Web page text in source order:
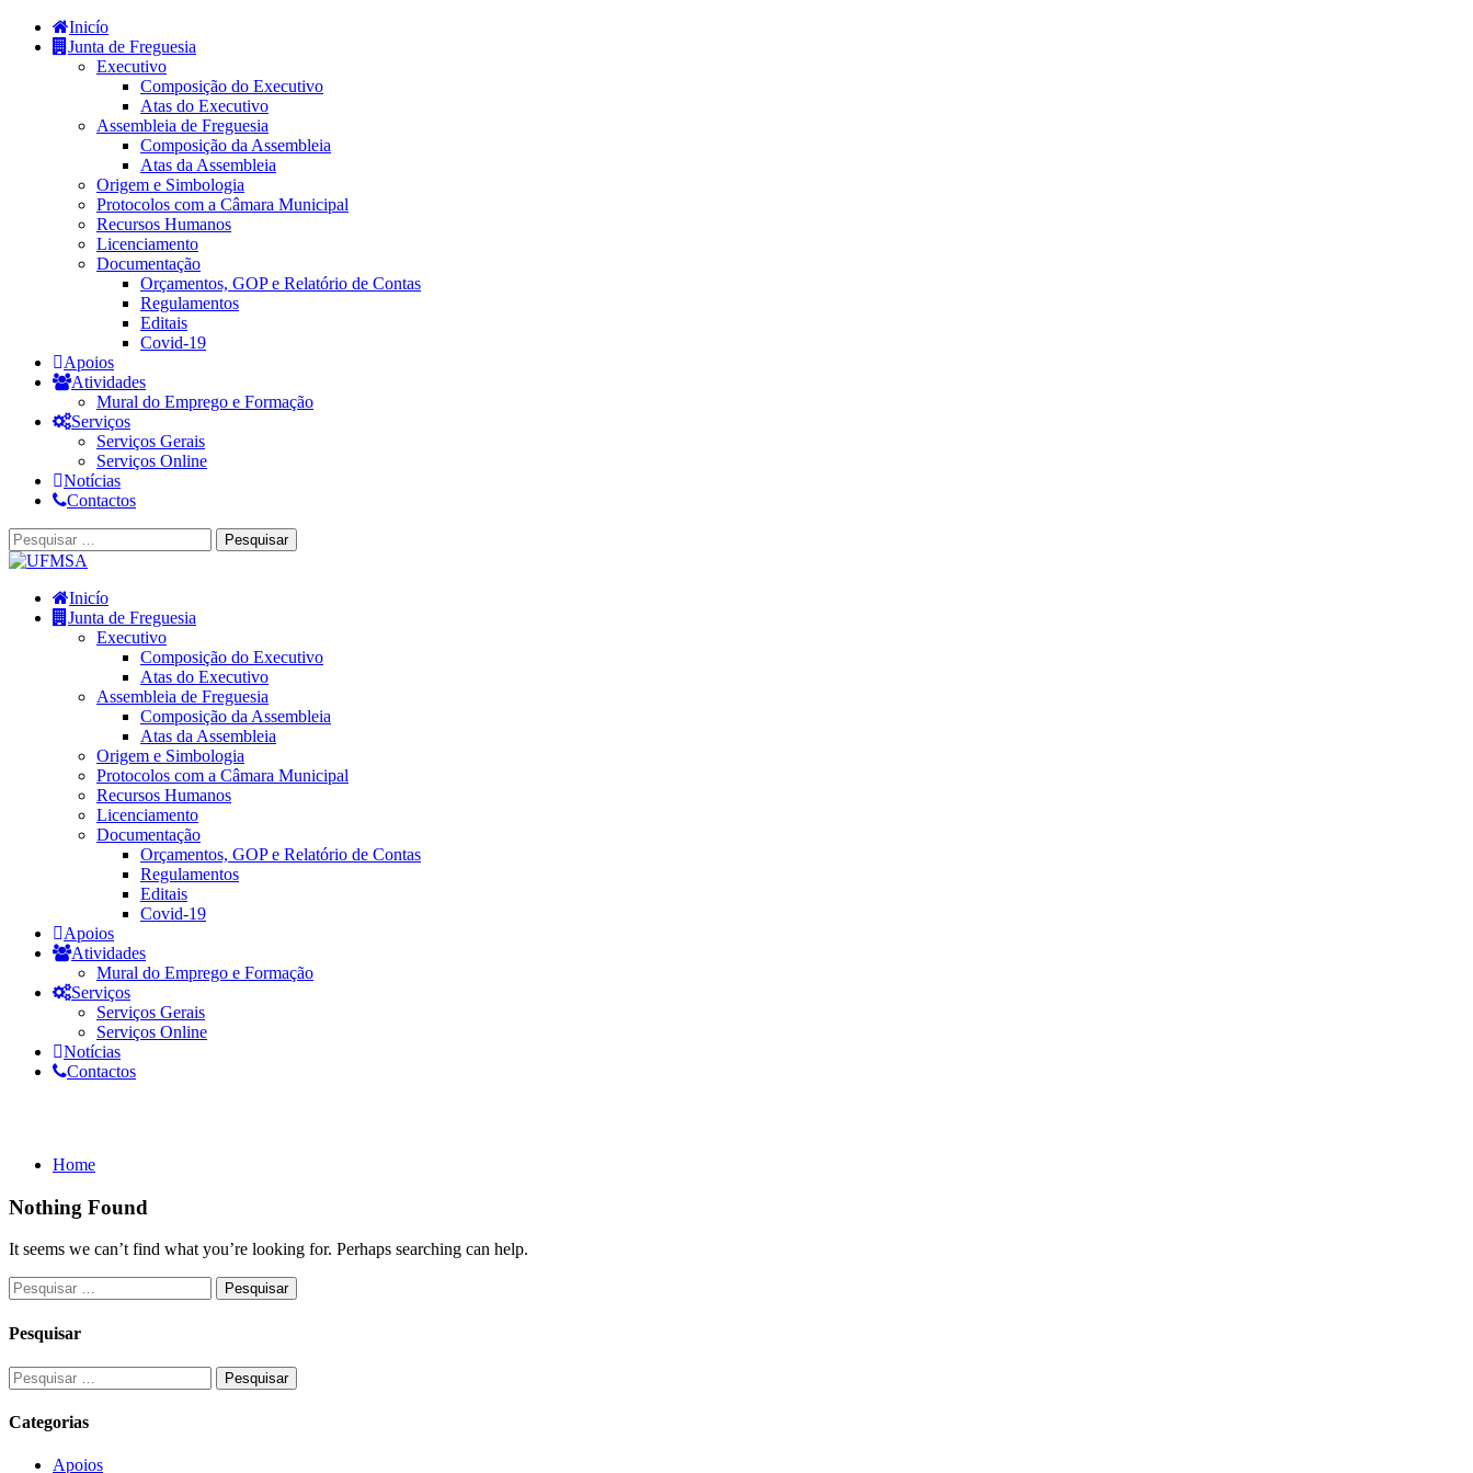
Inicío
Junta de Freguesia
Executivo
Composição do Executivo
Atas do Executivo
Assembleia de Freguesia
Composição da Assembleia
Atas da Assembleia
Origem e Simbologia
Protocolos com a Câmara Municipal
Recursos Humanos
Licenciamento
Documentação
Orçamentos, GOP e Relatório de Contas
Regulamentos
Editais
Covid-19
Apoios
Atividades
Mural do Emprego e Formação
Serviços
Serviços Gerais
Serviços Online
Notícias
Contactos
Inicío
Junta de Freguesia
Executivo
Composição do Executivo
Atas do Executivo
Assembleia de Freguesia
Composição da Assembleia
Atas da Assembleia
Origem e Simbologia
Protocolos com a Câmara Municipal
Recursos Humanos
Licenciamento
Documentação
Orçamentos, GOP e Relatório de Contas
Regulamentos
Editais
Covid-19
Apoios
Atividades
Mural do Emprego e Formação
Serviços
Serviços Gerais
Serviços Online
Notícias
Contactos
Home
Nothing Found
It seems we can’t find what you’re looking for. Perhaps searching can help.
Pesquisar
Categorias
Apoios